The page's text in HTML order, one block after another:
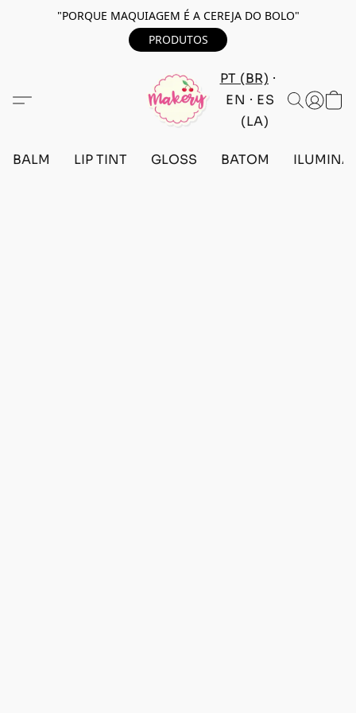
"PORQUE MAQUIAGEM É A CEREJA DO BOLO"
PRODUTOS
PT (BR)
EN
ES
(LA)
BALM LIP TINT GLOSS BATOM